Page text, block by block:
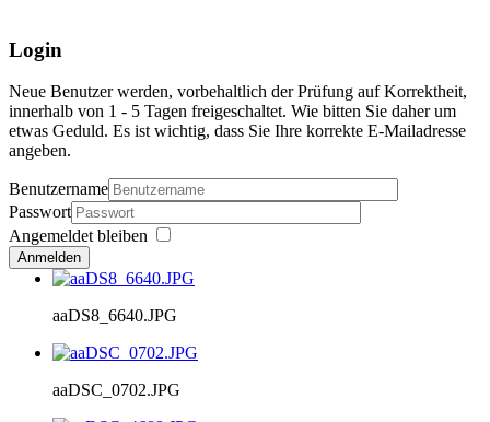
Login
Neue Benutzer werden, vorbehaltlich der Prüfung auf Korrektheit,
innerhalb von 1 - 5 Tagen freigeschaltet. Wie bitten Sie daher um
etwas Geduld. Es ist wichtig, dass Sie Ihre korrekte E-Mailadresse
angeben.
Benutzername
Passwort
Angemeldet bleiben
Anmelden
aaDS8_6640.JPG
aaDSC_0702.JPG